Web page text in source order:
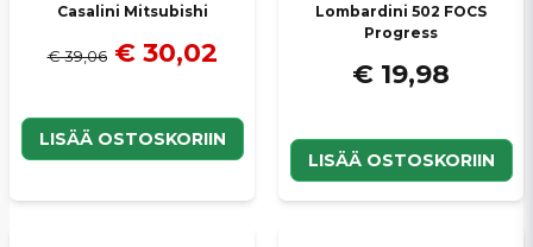
Casalini Mitsubishi
€ 39,06 € 30,02
LISÄÄ OSTOSKORIIN
Lombardini 502 FOCS
Progress
€ 19,98
LISÄÄ OSTOSKORIIN